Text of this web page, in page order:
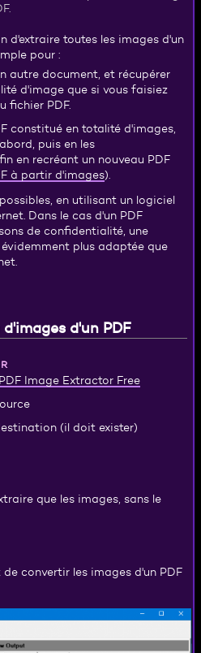
d'extraire toutes les images d'un
pour :
autre document, et récupérer
d'image que si vous faisiez
fichier PDF.
constitué en totalité d'images,
puis en les
en recréant un nouveau PDF
à partir d'images).
en utilisant un logiciel
Dans le cas d'un PDF
de confidentialité, une
plus adaptée que
d'un PDF
PDF Image Extractor Free
(il doit exister)
que les images, sans le
de convertir les images d'un PDF